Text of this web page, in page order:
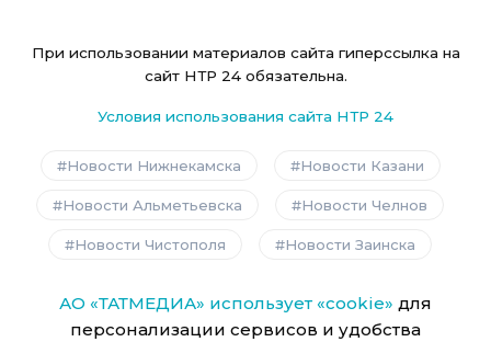
При использовании материалов сайта гиперссылка на
сайт НТР 24 обязательна.
Условия использования сайта НТР 24
Новости Нижнекамска Новости Казани
Новости Альметьевска Новости Челнов
Новости Чистополя Новости Заинска
АО «ТАТМЕДИА» использует «cookie» для
персонализации сервисов и удобства